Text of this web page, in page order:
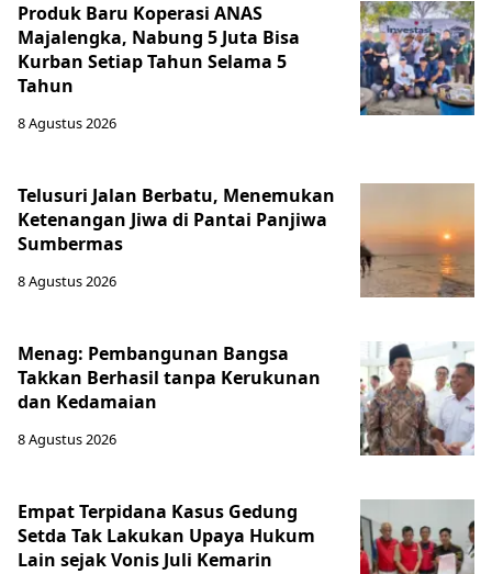
Produk Baru Koperasi ANAS
Majalengka, Nabung 5 Juta Bisa
Kurban Setiap Tahun Selama 5
Tahun
8 Agustus 2026
Telusuri Jalan Berbatu, Menemukan
Ketenangan Jiwa di Pantai Panjiwa
Sumbermas
8 Agustus 2026
Menag: Pembangunan Bangsa
Takkan Berhasil tanpa Kerukunan
dan Kedamaian
8 Agustus 2026
Empat Terpidana Kasus Gedung
Setda Tak Lakukan Upaya Hukum
Lain sejak Vonis Juli Kemarin